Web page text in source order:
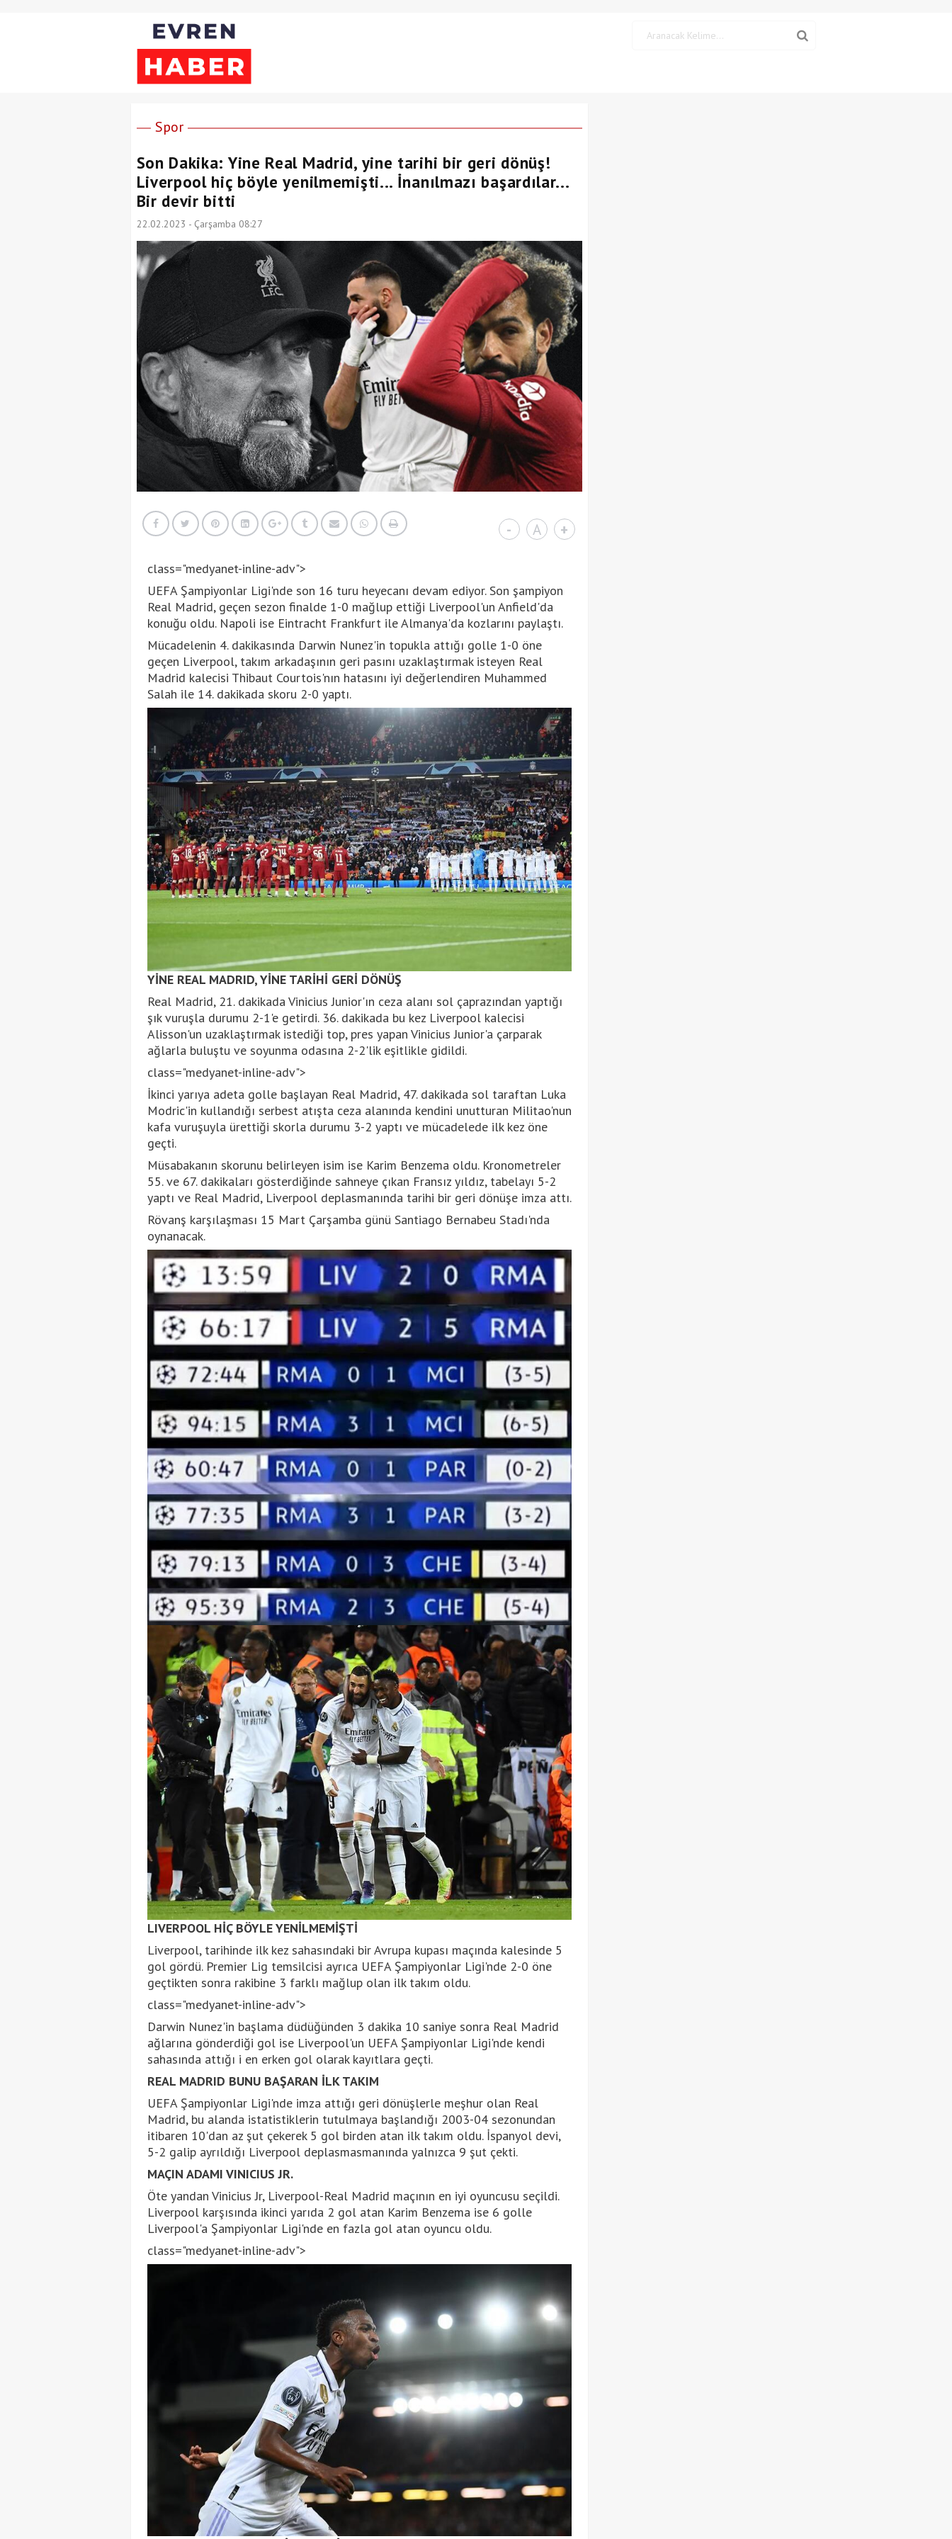
Spor
Son Dakika: Yine Real Madrid, yine tarihi bir geri dönüş!
Liverpool hiç böyle yenilmemişti... İnanılmazı başardılar...
Bir devir bitti
22.02.2023 - Çarşamba 08:27
- A +
class="medyanet-inline-adv">
UEFA Şampiyonlar Ligi'nde son 16 turu heyecanı devam ediyor. Son şampiyon
Real Madrid, geçen sezon finalde 1-0 mağlup ettiği Liverpool'un Anfield'da
konuğu oldu. Napoli ise Eintracht Frankfurt ile Almanya'da kozlarını paylaştı.
Mücadelenin 4. dakikasında Darwin Nunez'in topukla attığı golle 1-0 öne
geçen Liverpool, takım arkadaşının geri pasını uzaklaştırmak isteyen Real
Madrid kalecisi Thibaut Courtois'nın hatasını iyi değerlendiren Muhammed
Salah ile 14. dakikada skoru 2-0 yaptı.
YİNE REAL MADRID, YİNE TARİHİ GERİ DÖNÜŞ
Real Madrid, 21. dakikada Vinicius Junior'ın ceza alanı sol çaprazından yaptığı
şık vuruşla durumu 2-1'e getirdi. 36. dakikada bu kez Liverpool kalecisi
Alisson'un uzaklaştırmak istediği top, pres yapan Vinicius Junior'a çarparak
ağlarla buluştu ve soyunma odasına 2-2'lik eşitlikle gidildi.
class="medyanet-inline-adv">
İkinci yarıya adeta golle başlayan Real Madrid, 47. dakikada sol taraftan Luka
Modric'in kullandığı serbest atışta ceza alanında kendini unutturan Militao'nun
kafa vuruşuyla ürettiği skorla durumu 3-2 yaptı ve mücadelede ilk kez öne
geçti.
Müsabakanın skorunu belirleyen isim ise Karim Benzema oldu. Kronometreler
55. ve 67. dakikaları gösterdiğinde sahneye çıkan Fransız yıldız, tabelayı 5-2
yaptı ve Real Madrid, Liverpool deplasmanında tarihi bir geri dönüşe imza attı.
Rövanş karşılaşması 15 Mart Çarşamba günü Santiago Bernabeu Stadı'nda
oynanacak.
LIVERPOOL HİÇ BÖYLE YENİLMEMİŞTİ
Liverpool, tarihinde ilk kez sahasındaki bir Avrupa kupası maçında kalesinde 5
gol gördü. Premier Lig temsilcisi ayrıca UEFA Şampiyonlar Ligi'nde 2-0 öne
geçtikten sonra rakibine 3 farklı mağlup olan ilk takım oldu.
class="medyanet-inline-adv">
Darwin Nunez'in başlama düdüğünden 3 dakika 10 saniye sonra Real Madrid
ağlarına gönderdiği gol ise Liverpool'un UEFA Şampiyonlar Ligi'nde kendi
sahasında attığı i en erken gol olarak kayıtlara geçti.
REAL MADRID BUNU BAŞARAN İLK TAKIM
UEFA Şampiyonlar Ligi'nde imza attığı geri dönüşlerle meşhur olan Real
Madrid, bu alanda istatistiklerin tutulmaya başlandığı 2003-04 sezonundan
itibaren 10'dan az şut çekerek 5 gol birden atan ilk takım oldu. İspanyol devi,
5-2 galip ayrıldığı Liverpool deplasmasmanında yalnızca 9 şut çekti.
MAÇIN ADAMI VINICIUS JR.
Öte yandan Vinicius Jr, Liverpool-Real Madrid maçının en iyi oyuncusu seçildi.
Liverpool karşısında ikinci yarıda 2 gol atan Karim Benzema ise 6 golle
Liverpool'a Şampiyonlar Ligi'nde en fazla gol atan oyuncu oldu.
class="medyanet-inline-adv">